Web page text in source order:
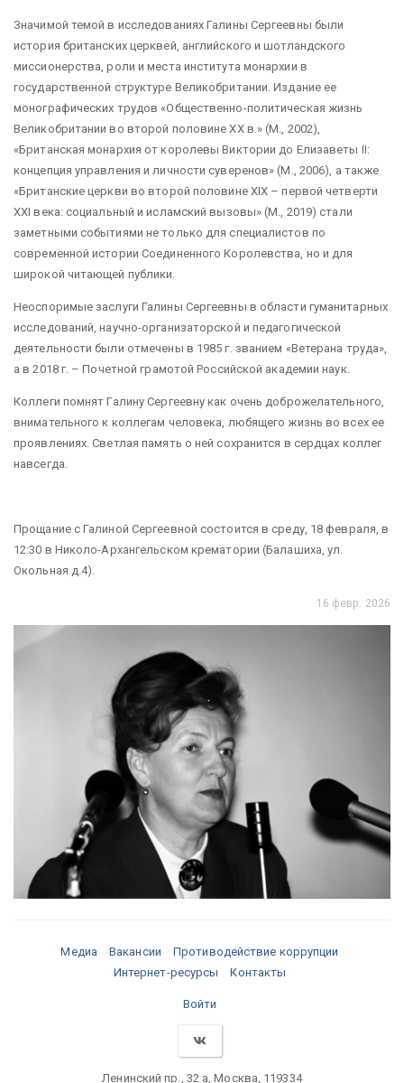
Значимой темой в исследованиях Галины Сергеевны были
история британских церквей, английского и шотландского
миссионерства, роли и места института монархии в
государственной структуре Великобритании. Издание ее
монографических трудов «Общественно-политическая жизнь
Великобритании во второй половине ХХ в.» (М., 2002),
«Британская монархия от королевы Виктории до Елизаветы II:
концепция управления и личности суверенов» (М., 2006), а также
«Британские церкви во второй половине XIX – первой четверти
XXI века: социальный и исламский вызовы» (М., 2019) стали
заметными событиями не только для специалистов по
современной истории Соединенного Королевства, но и для
широкой читающей публики.
Неоспоримые заслуги Галины Сергеевны в области гуманитарных
исследований, научно-организаторской и педагогической
деятельности были отмечены в 1985 г. званием «Ветерана труда»,
а в 2018 г. – Почетной грамотой Российской академии наук.
Коллеги помнят Галину Сергеевну как очень доброжелательного,
внимательного к коллегам человека, любящего жизнь во всех ее
проявлениях. Светлая память о ней сохранится в сердцах коллег
навсегда.
Прощание с Галиной Сергеевной состоится в среду, 18 февраля, в
12:30 в Николо-Архангельском крематории (Балашиха, ул.
Окольная д.4).
16 февр. 2026
Медиа Вакансии
Противодействие коррупции
Интернет-ресурсы
Контакты
Войти
Ленинский пр., 32 а, Москва, 119334